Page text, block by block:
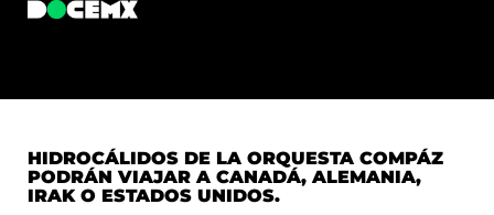
HIDROCÁLIDOS DE LA ORQUESTA COMPÁZ
PODRÁN VIAJAR A CANADÁ, ALEMANIA,
IRAK O ESTADOS UNIDOS.